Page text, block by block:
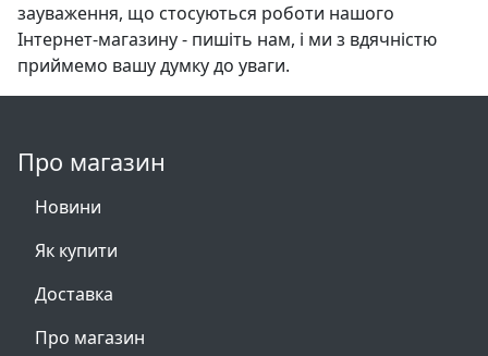
зауваження, що стосуються роботи нашого
Інтернет-магазину - пишіть нам, і ми з вдячністю
приймемо вашу думку до уваги.
Про магазин
Новини
Як купити
Доставка
Про магазин